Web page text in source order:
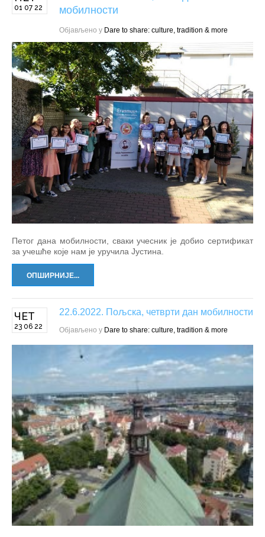
01 07 22
мобилности
Објављено у Dare to share: culture, tradition & more
Петог дана мобилности, сваки учесник је добио сертификат
за учешће које нам је уручила Јустина.
ОПШИРНИЈЕ...
ЧЕТ
23 06 22
22.6.2022. Пољска, четврти дан мобилности
Објављено у Dare to share: culture, tradition & more